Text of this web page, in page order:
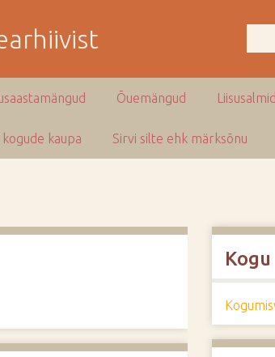
Õuemängud Liisusalmid
kogude kaupa Sirvi silte ehk märksõnu
Kogu